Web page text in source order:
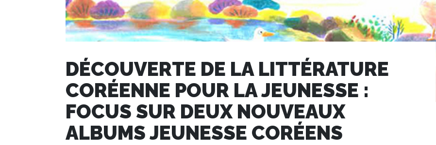
DÉCOUVERTE DE LA LITTÉRATURE
CORÉENNE POUR LA JEUNESSE :
FOCUS SUR DEUX NOUVEAUX
ALBUMS JEUNESSE CORÉENS